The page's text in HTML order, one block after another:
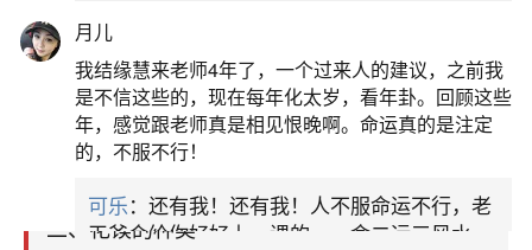
祖，一般要备水果和糕点这两样。给祖先上坟祭
肉，只是个别地方的习俗。过去祭天、祭地需要三
牲五畜，比较神圣。我们的祖先没有达到天地的功
德，也没有天地那么大的福报，所以除本地特有的
习俗外，建议不要供肉及供血性的东西。
二、花馍的种类
月儿
我结缘慧来老师4年了，一个过来人的建议，之前我
是不信这些的，现在每年化太岁，看年卦。回顾这些
年，感觉跟老师真是相见恨晚啊。命运真的是注定
的，不服不行！
可乐：还有我！还有我！人不服命运不行，老
天爷会给你好好上一课的。一命二运三风水，